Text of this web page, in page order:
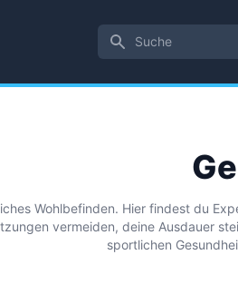
Suche
Wohlbefinden. Hier findest du
vermeiden, deine Ausdauer
sportlichen